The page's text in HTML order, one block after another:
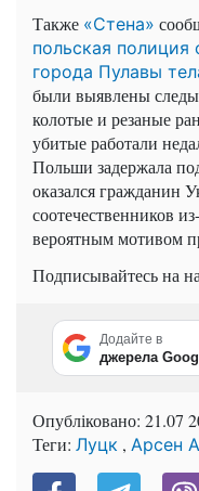
Также «Стена»
польская полиция
города Пулавы
были выявлены
колотые и резаные
убитые работали
Польши задержала
оказался гражданин
соотечественников
вероятным мотивом
Подписывайтесь на
Додайте в
джерела
Опубліковано: 21.07
Теги: Луцк , Арсен